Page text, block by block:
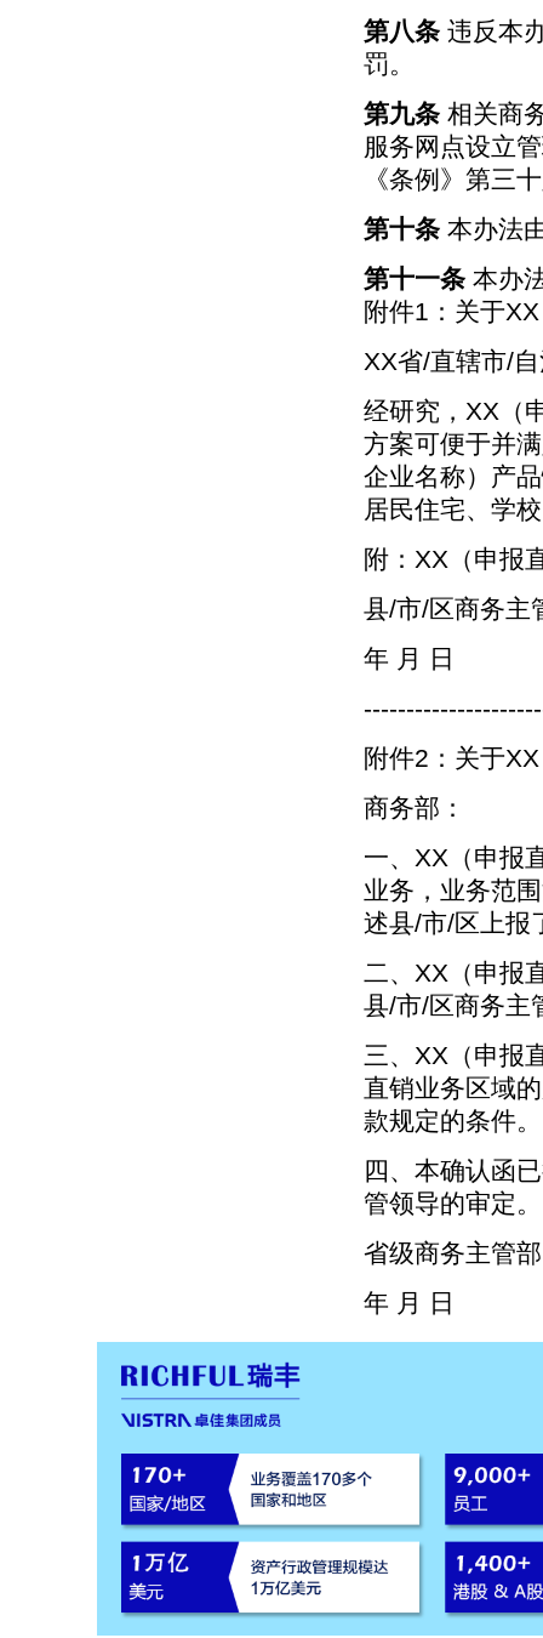
第八条 违反本
罚。
第九条 相关商
服务网点设立
《条例》第三
第十条 本办法
第十一条 本办
附件1：关于
XX省/直辖市/
经研究，XX（
方案可便于并
企业名称）产
居民住宅、学
附：XX（申报
县/市/区商务主
年 月 日
附件2：关于
商务部：
一、XX（申报
业务，业务范
述县/市/区上报
二、XX（申报
县/市/区商务主
三、XX（申报
直销业务区域
款规定的条件。
四、本确认函
管领导的审定。
省级商务主管
年 月 日